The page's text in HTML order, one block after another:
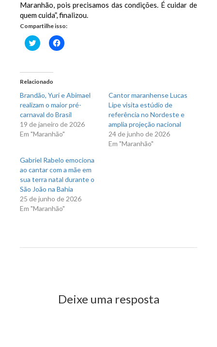
Maranhão, pois precisamos das condições. É cuidar de
quem cuida”, finalizou.
Compartilhe isso:
Clique
para
em
nova
janela)
Clique
para
Relacionado
Brandão, Yuri e Abimael
realizam o maior pré-
carnaval do Brasil
19 de janeiro de 2026
Em "Maranhão"
Cantor maranhense Lucas
Lipe visita estúdio de
referência no Nordeste e
amplia projeção nacional
24 de junho de 2026
Em "Maranhão"
Gabriel Rabelo emociona
ao cantar com a mãe em
sua terra natal durante o
São João na Bahia
25 de junho de 2026
Em "Maranhão"
Deixe uma resposta